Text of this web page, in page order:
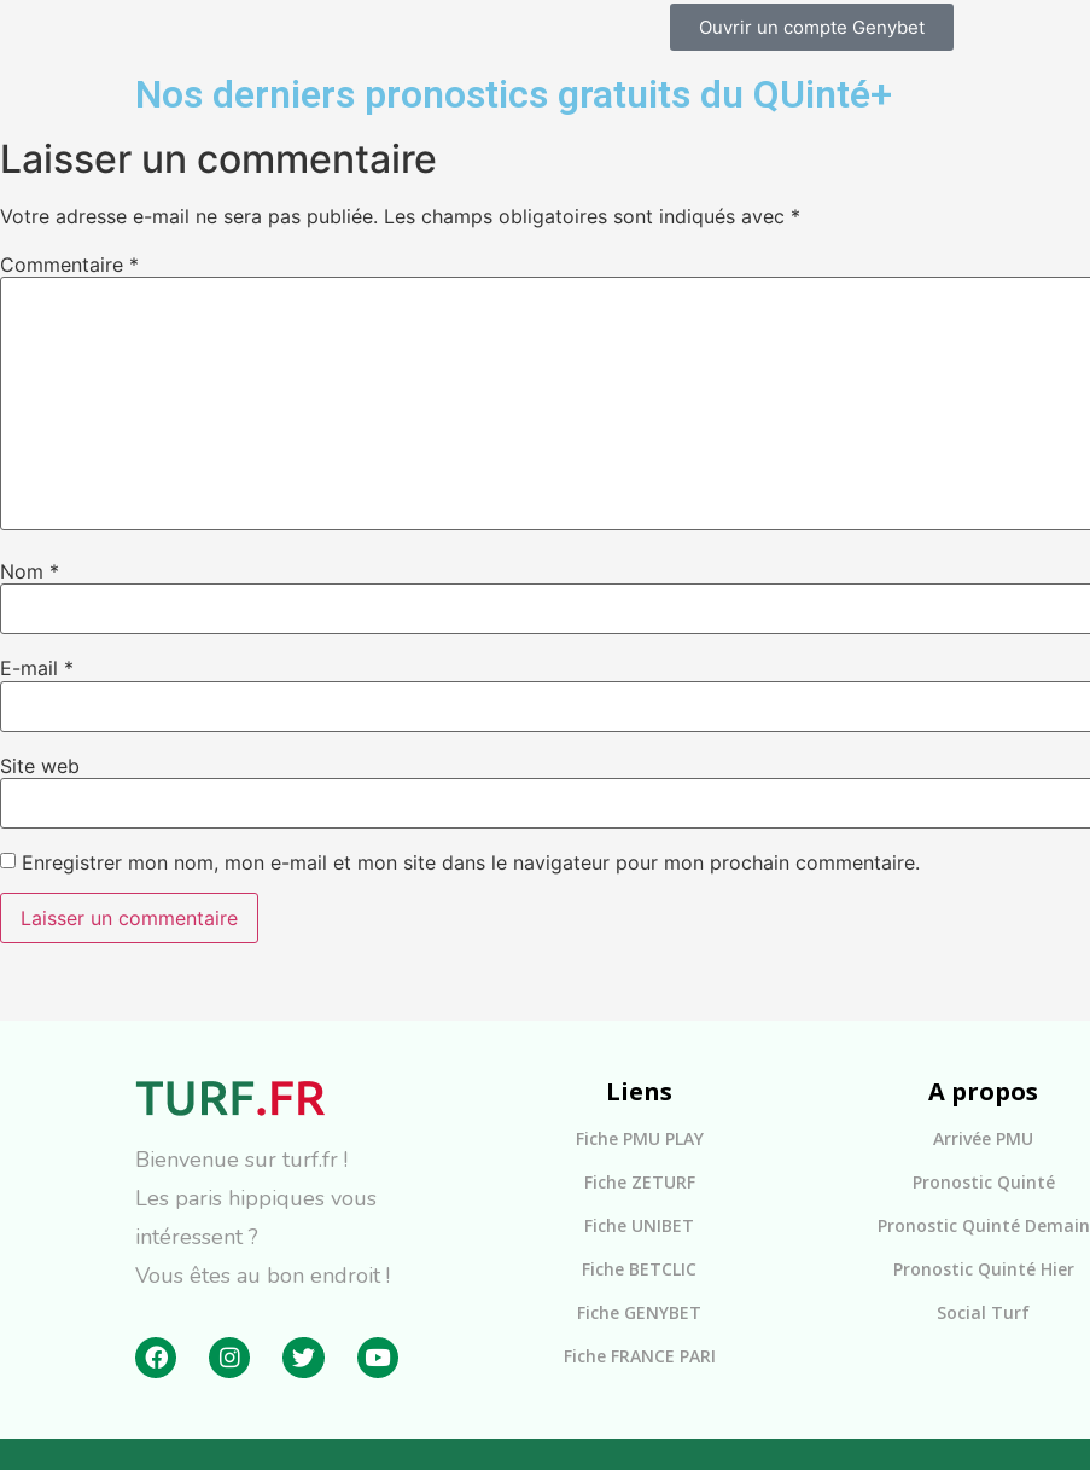
Ouvrir un compte Genybet
Nos derniers pronostics gratuits du QUinté+
Laisser un commentaire
Votre adresse e-mail ne sera pas publiée. Les champs obligatoires sont indiqués avec *
Commentaire *
Nom *
E-mail *
Site web
Enregistrer mon nom, mon e-mail et mon site dans le navigateur pour mon prochain commentaire.
Bienvenue sur turf.fr !
Les paris hippiques vous
intéressent ?
Vous êtes au bon endroit !
Liens
Fiche PMU PLAY
Fiche ZETURF
Fiche UNIBET
Fiche BETCLIC
Fiche GENYBET
Fiche FRANCE PARI
A propos
Arrivée PMU
Pronostic Quinté
Pronostic Quinté Demain
Pronostic Quinté Hier
Social Turf